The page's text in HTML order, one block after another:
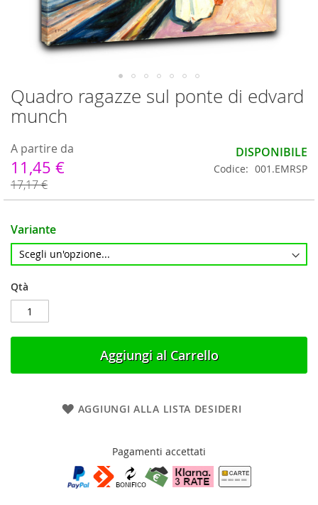
Vai
all'inizio
della
di
immagini
Quadro ragazze sul ponte di edvard
munch
A partire da
11,45 €
17,17 €
DISPONIBILE
Codice 001.EMRSP
Variante
Qtà
Aggiungi al Carrello
AGGIUNGI ALLA LISTA DESIDERI
Pagamenti accettati